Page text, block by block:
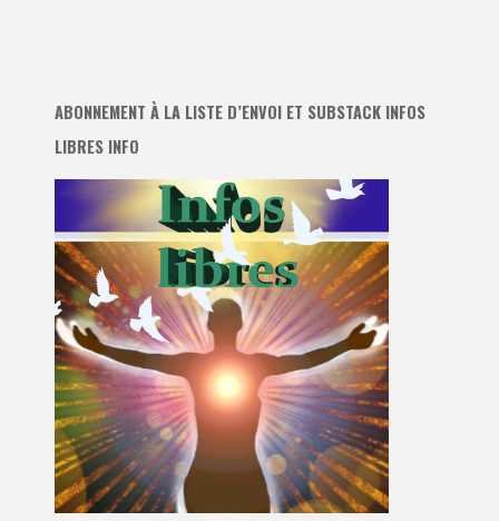
ABONNEMENT À LA LISTE D’ENVOI ET SUBSTACK INFOS
LIBRES INFO